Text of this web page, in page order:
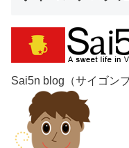
Sai5n blog（サイゴン